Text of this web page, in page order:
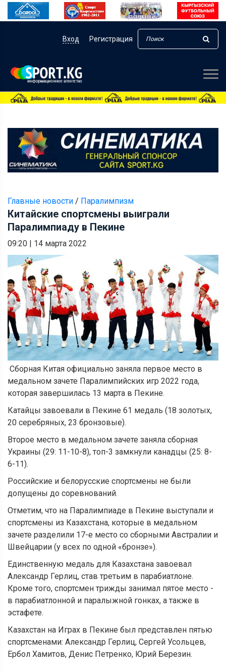
Вход Регистрация
Главные новости / Паралимпизм
Китайские спортсмены выиграли
Паралимпиаду в Пекине
09:20 | 14 марта 2022
Сборная Китая официально заняла первое место в
медальном зачете Паралимпийских игр 2022 года,
которая завершилась 13 марта в Пекине.
Катайцы завоевали в Пекине 61 медаль (18 золотых,
20 серебряных, 23 бронзовые).
Второе место в медальном зачете заняла сборная
Украины (29: 11-10-8), топ-3 замкнули канадцы (25: 8-
6-11).
Российские и белорусские спортсмены не были
допущены до соревнований.
Отметим, что на Паралимпиаде в Пекине выступали и
спортсмены из Казахстана, которые в медальном
зачете разделили 17-е место со сборными Австралии и
Швейцарии (у всех по одной «бронзе»).
Единственную медаль для Казахстана завоевал
Александр Герлиц, став третьим в парабиатлоне.
Кроме того, спортсмен трижды занимал пятое место -
в парабиатлонной и паралыжной гонках, а также в
эстафете.
Казахстан на Играх в Пекине был представлен пятью
спортсменами: Александр Герлиц, Сергей Усольцев,
Ербол Хамитов, Денис Петренко, Юрий Березин.